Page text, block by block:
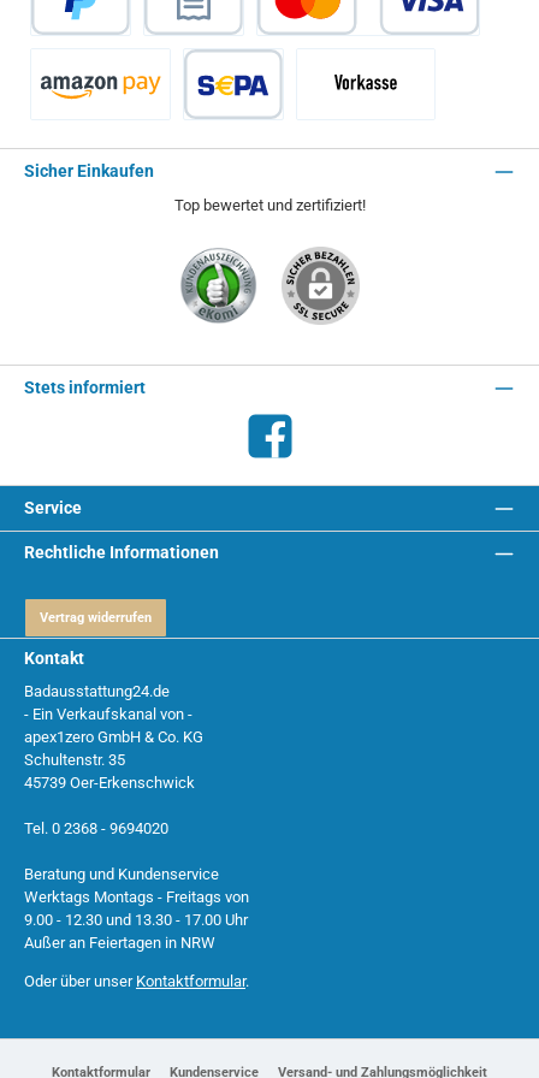
Rechnungskauf
Sicher Einkaufen
Top bewertet und zertifiziert!
Stets informiert
Facebook
Kontakt
Badausstattung24.de
- Ein Verkaufskanal von -
apex1zero GmbH & Co. KG
Schultenstr. 35
45739 Oer-Erkenschwick
Tel. 0 2368 - 9694020
Beratung und Kundenservice
Werktags Montags - Freitags von
9.00 - 12.30 und 13.30 - 17.00 Uhr
Außer an Feiertagen in NRW
Oder über unser Kontaktformular.
Service
Rechtliche Informationen
Vertrag widerrufen
Kontaktformular Kundenservice Versand- und Zahlungsmöglichkeit